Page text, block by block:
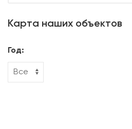
Карта наших объектов
Год: